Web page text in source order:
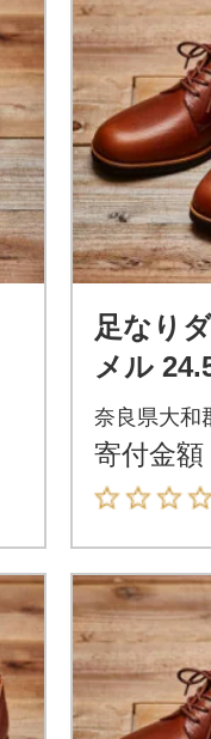
足なり
メル
靴
ューズ
奈良県大和
寄付金額